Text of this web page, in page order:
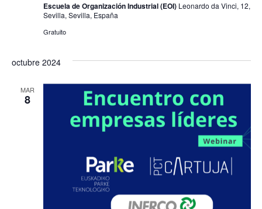
Escuela de Organización Industrial (EOI) Leonardo da Vinci, 12,
Sevilla, Sevilla, España
Gratuito
octubre 2024
MAR
8